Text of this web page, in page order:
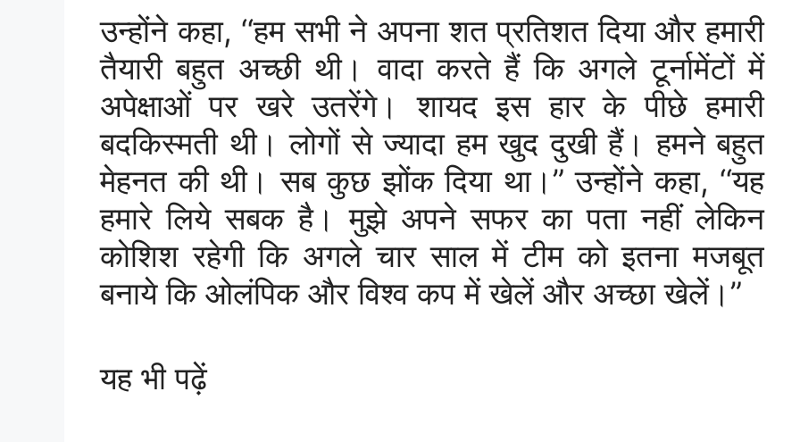
उन्होंने कहा, ‘‘हम सभी ने अपना शत प्रतिशत दिया और हमारी
तैयारी बहुत अच्छी थी। वादा करते हैं कि अगले टूर्नामेंटों में
अपेक्षाओं पर खरे उतरेंगे। शायद इस हार के पीछे हमारी
बदकिस्मती थी। लोगों से ज्यादा हम खुद दुखी हैं। हमने बहुत
मेहनत की थी। सब कुछ झोंक दिया था।” उन्होंने कहा, ‘‘यह
हमारे लिये सबक है। मुझे अपने सफर का पता नहीं लेकिन
कोशिश रहेगी कि अगले चार साल में टीम को इतना मजबूत
बनाये कि ओलंपिक और विश्व कप में खेलें और अच्छा खेलें।”
यह भी पढ़ें